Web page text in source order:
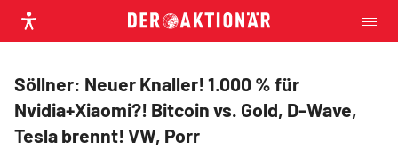
Söllner: Neuer Knaller! 1.000 % für
Nvidia+Xiaomi?! Bitcoin vs. Gold, D-Wave,
Tesla brennt! VW, Porr